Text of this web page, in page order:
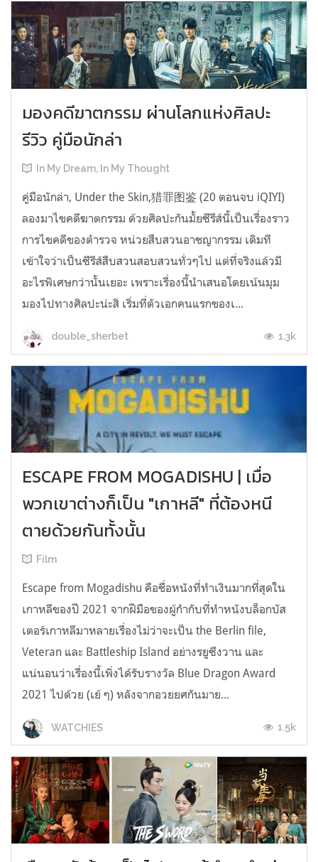
มองคดีฆาตกรรม ผ่านโลกแห่งศิลปะ
รีวิว คู่มือนักล่า
In My Dream, In My Thought
คู่มือนักล่า, Under the Skin,猎罪图鉴 (20 ตอนจบ iQIYI)
ลองมาไขคดีฆาตกรรม ด้วยศิลปะกันมั้ยซีรีส์นี้เป็นเรื่องราว
การไขคดีของตำรวจ หน่วยสืบสวนอาชญากรรม เดิมที
เข้าใจว่าเป็นซีรีส์สืบสวนสอบสวนทั่วๆไป แต่ที่จริงแล้วมี
อะไรพิเศษกว่านั้นเยอะ เพราะเรื่องนี้นำเสนอโดยเน้นมุม
มองไปทางศิลปะน่ะสิ เริ่มที่ตัวเอกคนแรกของเ...
double_sherbet 1.3k
ESCAPE FROM MOGADISHU | เมื่อ
พวกเขาต่างก็เป็น "เกาหลี" ที่ต้องหนี
ตายด้วยกันทั้งนั้น
Film
Escape from Mogadishu คือชื่อหนังที่ทำเงินมากที่สุดใน
เกาหลีของปี 2021 จากฝีมือของผู้กำกับที่ทำหนังบล็อกบัส
เตอร์เกาหลีมาหลายเรื่องไม่ว่าจะเป็น the Berlin file,
Veteran และ Battleship Island อย่างรยูซึงวาน และ
แน่นอนว่าเรื่องนี้เพิ่งได้รับรางวัล Blue Dragon Award
2021 ไปด้วย (เย้ ๆ) หลังจากอวยยศกันมาย...
WATCHIES 1.5k